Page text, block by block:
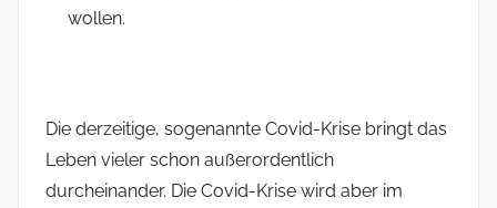
wollen.
Die derzeitige, sogenannte Covid-Krise bringt das
Leben vieler schon außerordentlich
durcheinander. Die Covid-Krise wird aber im